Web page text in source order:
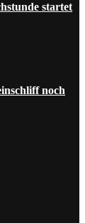
startet
noch